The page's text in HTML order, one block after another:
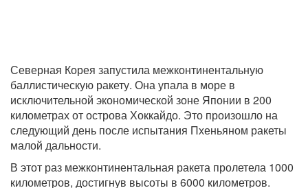
Северная Корея запустила межконтинентальную
баллистическую ракету. Она упала в море в
исключительной экономической зоне Японии в 200
километрах от острова Хоккайдо. Это произошло на
следующий день после испытания Пхеньяном ракеты
малой дальности.
В этот раз межконтинентальная ракета пролетела 1000
километров, достигнув высоты в 6000 километров.